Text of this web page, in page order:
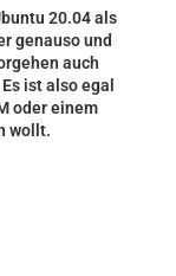
20.04 als
genauso und
auch
ist also egal
oder einem
wollt.